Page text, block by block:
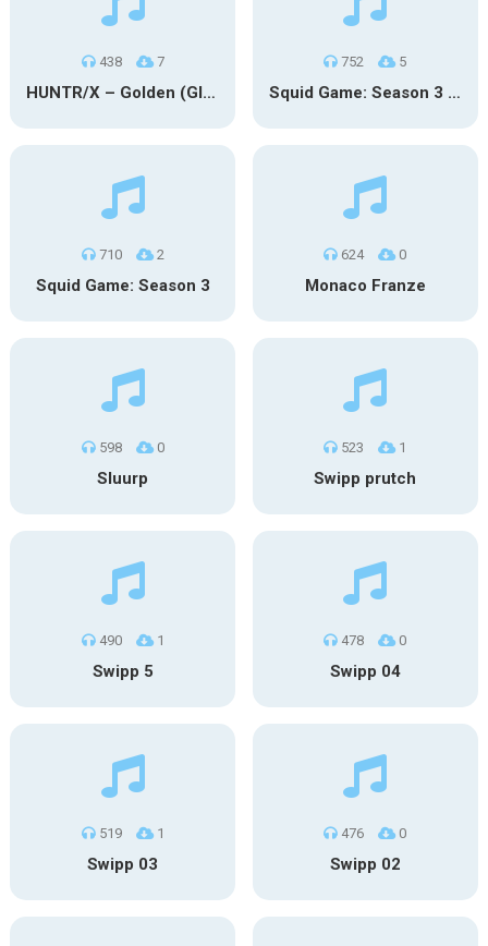
438 7
HUNTR/X – Golden (Glowin’ Version)
752 5
Squid Game: Season 3 | Final Games
710 2
Squid Game: Season 3
624 0
Monaco Franze
598 0
Sluurp
523 1
Swipp prutch
490 1
Swipp 5
478 0
Swipp 04
519 1
Swipp 03
476 0
Swipp 02